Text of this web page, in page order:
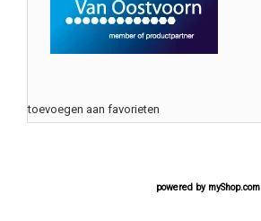
toevoegen aan favorieten
powered by myShop.com